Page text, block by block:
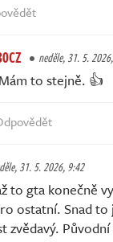
neděle, 31. 5.
to stejně. 👍
31. 5. 2026, 9:42
to gta konečně
ostatní. Snad to
zvědavý.